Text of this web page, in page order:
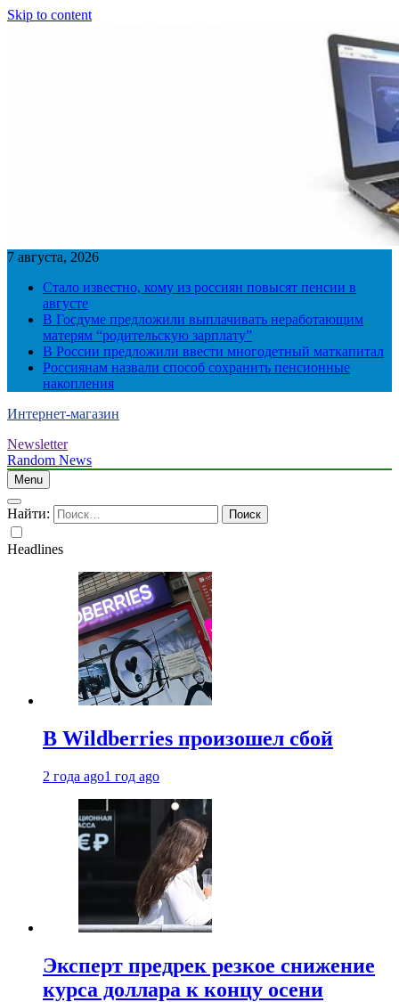
Skip to content
7 августа, 2026
Стало известно, кому из россиян повысят пенсии в
августе
В Госдуме предложили выплачивать неработающим
матерям “родительскую зарплату”
В России предложили ввести многодетный маткапитал
Россиянам назвали способ сохранить пенсионные
накопления
Интернет-магазин
Newsletter
Random News
Menu
Найти:
Headlines
В Wildberries произошел сбой
2 года ago1 год ago
Эксперт предрек резкое снижение
курса доллара к концу осени